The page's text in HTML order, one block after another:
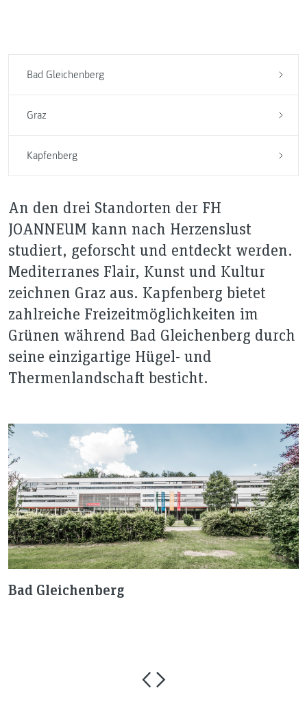
Bad Gleichenberg
Graz
Kapfenberg
An den drei Standorten der FH
JOANNEUM kann nach Herzenslust
studiert, geforscht und entdeckt werden.
Mediterranes Flair, Kunst und Kultur
zeichnen Graz aus. Kapfenberg bietet
zahlreiche Freizeitmöglichkeiten im
Grünen während Bad Gleichenberg durch
seine einzigartige Hügel- und
Thermenlandschaft besticht.
Bad Gleichenberg